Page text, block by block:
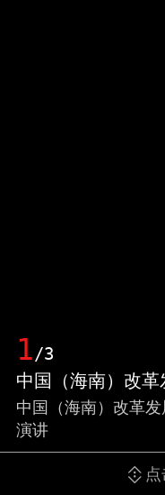
1/3
中国（海南）改
中国（海南）改革
演讲